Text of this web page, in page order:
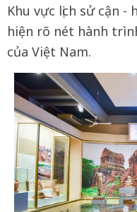
Khu vực lịch sử cận
hiện rõ nét hành
của Việt Nam.